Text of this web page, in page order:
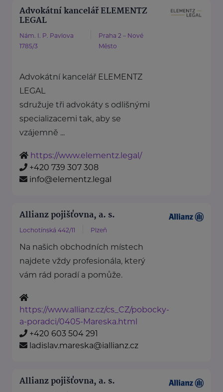
Advokátní kancelář ELEMENTZ
LEGAL
Nám. I. P. Pavlova
1785/3
Praha 2 – Nové
Město
Advokátní kancelář ELEMENTZ
LEGAL
sdružuje tři advokáty s odlišnými
specializacemi tak, aby se
vzájemně ...
https://www.elementz.legal/
+420 739 307 308
info@elementz.legal
Allianz pojišťovna, a. s.
Lochotínská 442/11 Plzeň
Na našich obchodních místech
najdete vždy profesionála, který
vám rád poradí a pomůže.
https://www.allianz.cz/cs_CZ/pobocky-
a-poradci/0405-Mareska.html
+420 603 504 291
ladislav.mareska@iallianz.cz
Allianz pojišťovna, a. s.